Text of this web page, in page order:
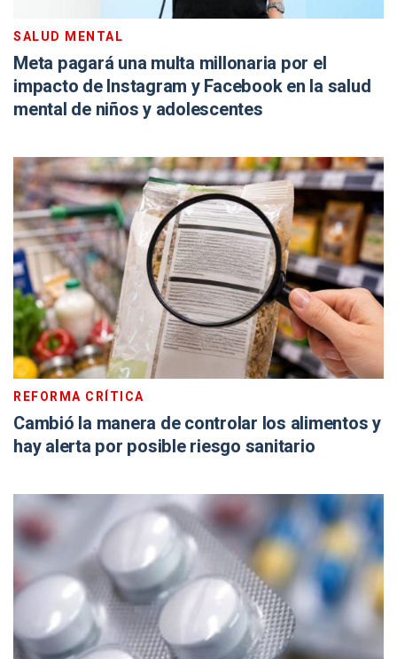
SALUD MENTAL
Meta pagará una multa millonaria por el
impacto de Instagram y Facebook en la salud
mental de niños y adolescentes
REFORMA CRÍTICA
Cambió la manera de controlar los alimentos y
hay alerta por posible riesgo sanitario